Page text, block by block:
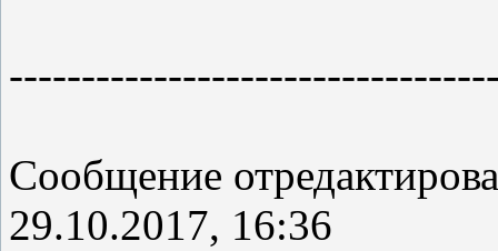
Сообщение
29.10.2017, 16:36